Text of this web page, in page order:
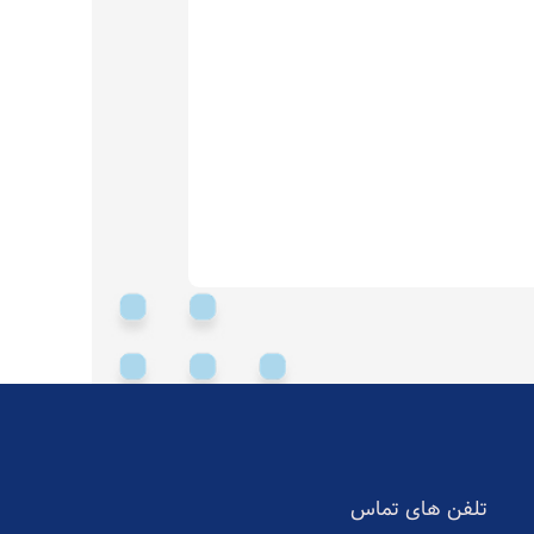
تلفن های تماس